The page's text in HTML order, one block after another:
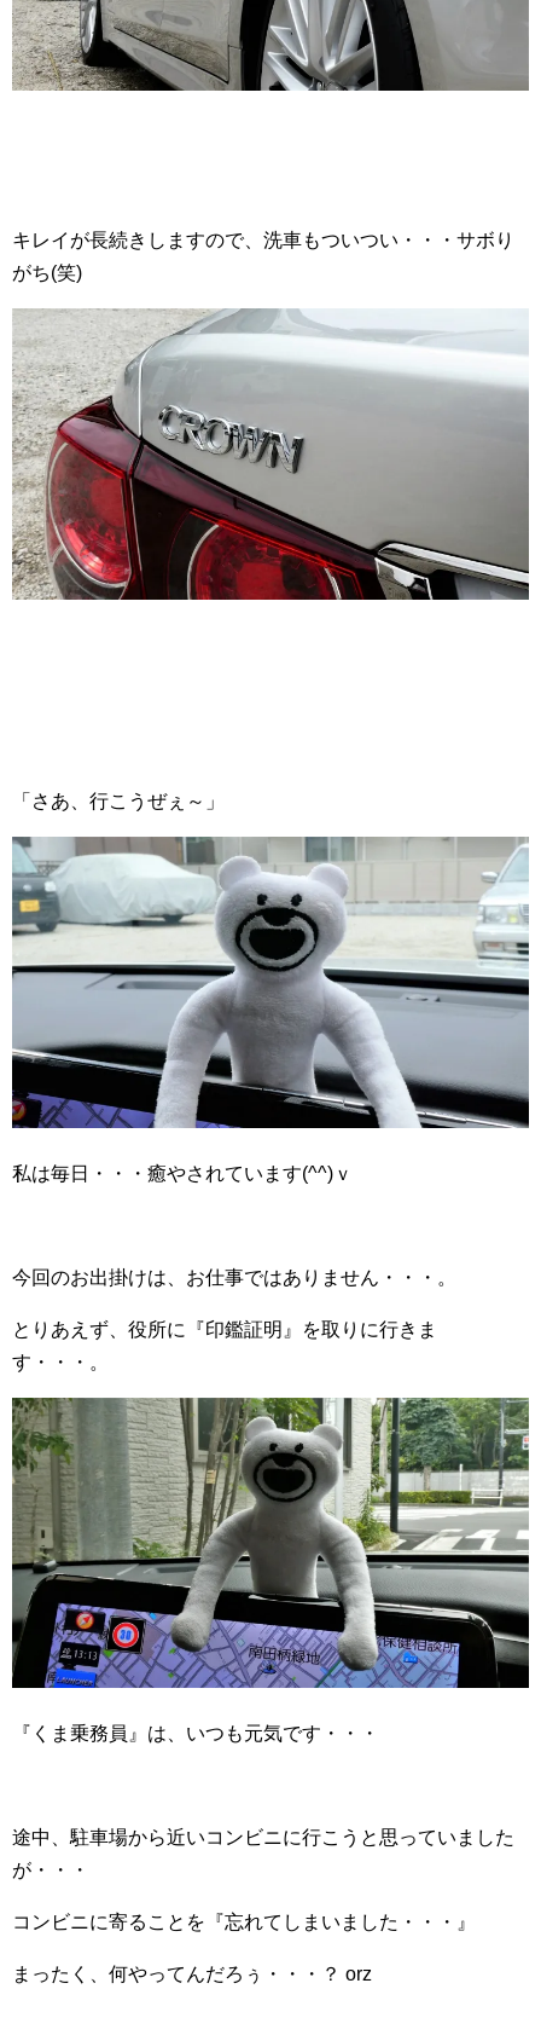
キレイが長続きしますので、洗車もついつい・・・サボり
がち(笑)
「さあ、行こうぜぇ～」
私は毎日・・・癒やされています(^^)ｖ
今回のお出掛けは、お仕事ではありません・・・。
とりあえず、役所に『印鑑証明』を取りに行きま
す・・・。
『くま乗務員』は、いつも元気です・・・
途中、駐車場から近いコンビニに行こうと思っていました
が・・・
コンビニに寄ることを『忘れてしまいました・・・』
まったく、何やってんだろぅ・・・？ orz